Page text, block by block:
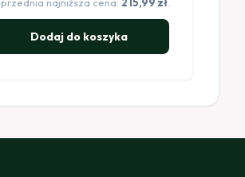
cena
wynosiła:
cena
wynosi:
Dodaj do koszyka